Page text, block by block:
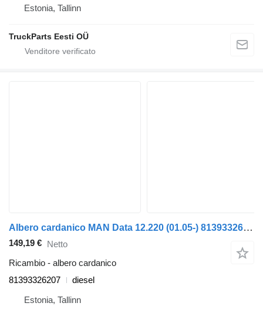
Estonia, Tallinn
TruckParts Eesti OÜ
Albero cardanico MAN Data 12.220 (01.05-) 81393326207 per trattore stradale MAN TGL, TGM, TGS, TGX (2005-2021)
149,19 € Netto
Ricambio - albero cardanico
81393326207
diesel
Estonia, Tallinn